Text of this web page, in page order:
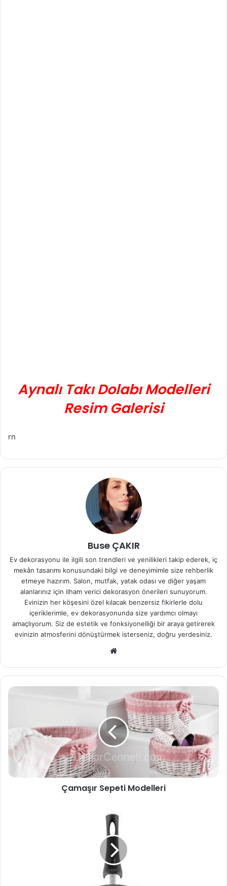
Aynalı Takı Dolabı Modelleri
Resim Galerisi
rn
Buse ÇAKIR
Ev dekorasyonu ile ilgili son trendleri ve yenilikleri takip ederek, iç
mekân tasarımı konusundaki bilgi ve deneyimimle size rehberlik
etmeye hazırım. Salon, mutfak, yatak odası ve diğer yaşam
alanlarınız için ilham verici dekorasyon önerileri sunuyorum.
Evinizin her köşesini özel kılacak benzersiz fikirlerle dolu
içeriklerimle, ev dekorasyonunda size yardımcı olmayı
amaçlıyorum. Siz de estetik ve fonksiyonelliği bir araya getirerek
evinizin atmosferini dönüştürmek isterseniz, doğru yerdesiniz.
sit
esi
Çamaşır Sepeti Modelleri